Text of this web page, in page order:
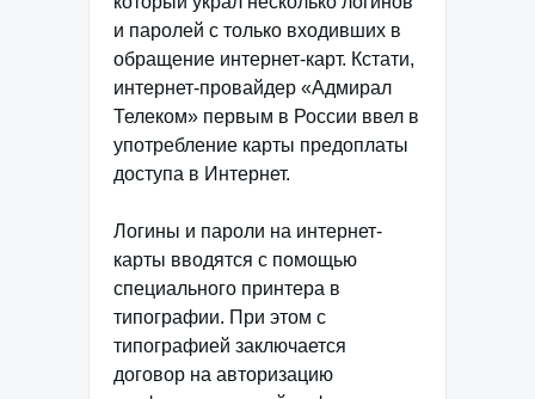
и паролей с только входивших в
обращение интернет-карт. Кстати,
интернет-провайдер «Адмирал
Телеком» первым в России ввел в
употребление карты предоплаты
доступа в Интернет.
Логины и пароли на интернет-
карты вводятся с помощью
специального принтера в
типографии. При этом с
типографией заключается
договор на авторизацию